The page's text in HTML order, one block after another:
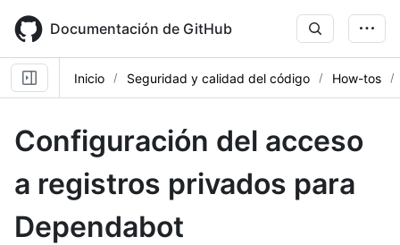
main
content
Documentación de GitHub
Inicio Seguridad y calidad del código How-tos
Configuración del acceso
a registros privados para
Dependabot